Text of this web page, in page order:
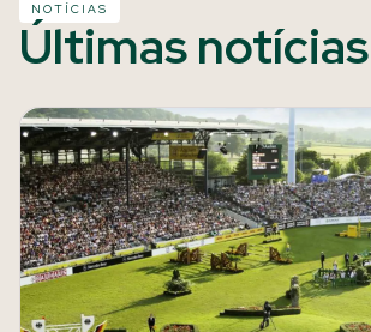
NOTÍCIAS
Últimas